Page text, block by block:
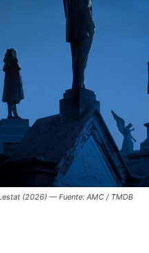
(2026) — Fuente: AMC / TMDB